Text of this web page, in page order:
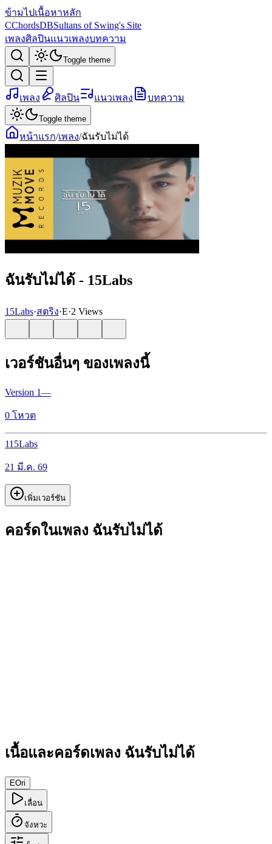
ข้ามไปเนื้อหาหลัก
CChordsDBSultans of Swing's Site
เพลงศิลปินแนวเพลงบทความ
Toggle theme
เพลง ศิลปิน แนวเพลง บทความ
Toggle theme
หน้าแรก/เพลง/ฉันรับไม่ได้
ฉันรับไม่ได้ - 15Labs
15Labs·สตริง·E·2 Views
เวอร์ชันอื่นๆ ของเพลงนี้
Version 1—
0 โหวต
115Labs
21 มี.ค. 69
เพิ่มเวอร์ชัน
คอร์ดในเพลง ฉันรับไม่ได้
เนื้อและคอร์ดเพลง ฉันรับไม่ได้
EOri
เลื่อน
จังหวะ